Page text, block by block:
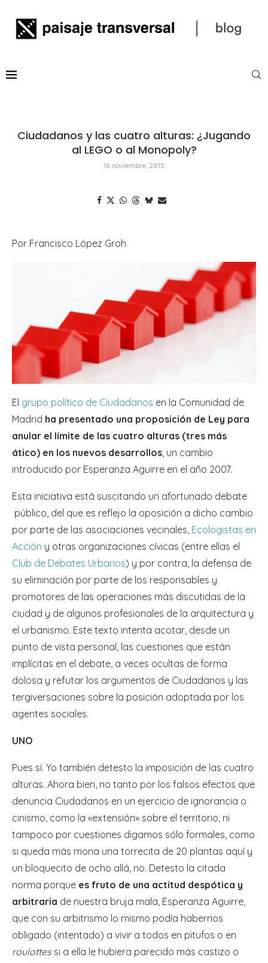
Ciudadanos y las cuatro alturas: ¿Jugando
al LEGO o al Monopoly?
16 noviembre, 2015
Por Francisco López Groh
El grupo político de Ciudadanos en la Comunidad de
Madrid ha presentado una proposición de Ley para
anular el límite de las cuatro alturas (tres más
ático) en los nuevos desarrollos , un cambio
introducido por Esperanza Aguirre en el año 2007.
Esta iniciativa está suscitando un afortunado debate
público, del que es reflejo la oposición a dicho cambio
por parte de las asociaciones vecinales, Ecologistas en
Acción y otras organizaciones cívicas (entre ellas el
Club de Debates Urbanos) y por contra, la defensa de
su eliminación por parte de los responsables y
promotores de las operaciones más discutidas de la
ciudad y de algunos profesionales de la arquitectura y
el urbanismo. Este texto intenta acotar, desde un
punto de vista personal, las cuestiones que están
implícitas en el debate, a veces ocultas de forma
dolosa y refutar los argumentos de Ciudadanos y las
tergiversaciones sobre la posición adoptada por los
agentes sociales.
UNO
Pues sí. Yo también detesto la imposición de las cuatro
alturas. Ahora bien, no tanto por los falsos efectos que
denuncia Ciudadanos en un ejercicio de ignorancia o
cinismo, como la «extensión» sobre el territorio, ni
tampoco por cuestiones digamos sólo formales, como
si queda más mona una torrecita de 20 plantas aquí y
un bloquecito de ocho allá, no. Detesto la citada
norma porque es fruto de una actitud despótica y
arbitraria de nuestra bruja mala, Esperanza Aguirre,
que con su arbitrismo lo mismo podía habernos
obligado (intentado) a vivir a todos en pitufos o en
roulottes si a ella le hubiera parecido más castizo o